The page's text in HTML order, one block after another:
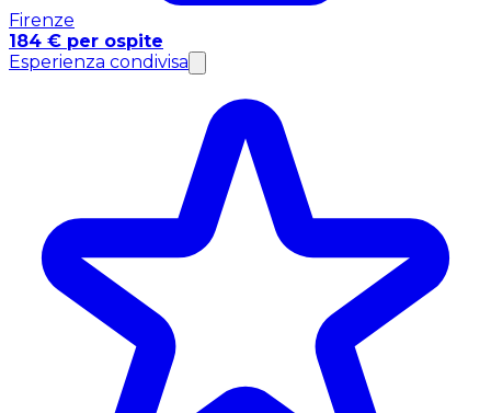
Firenze
184 € per ospite
Esperienza condivisa